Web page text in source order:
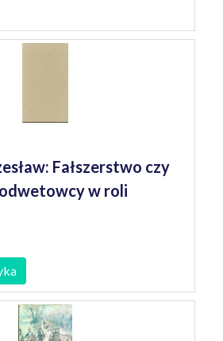
Fałszerstwo czy
w roli